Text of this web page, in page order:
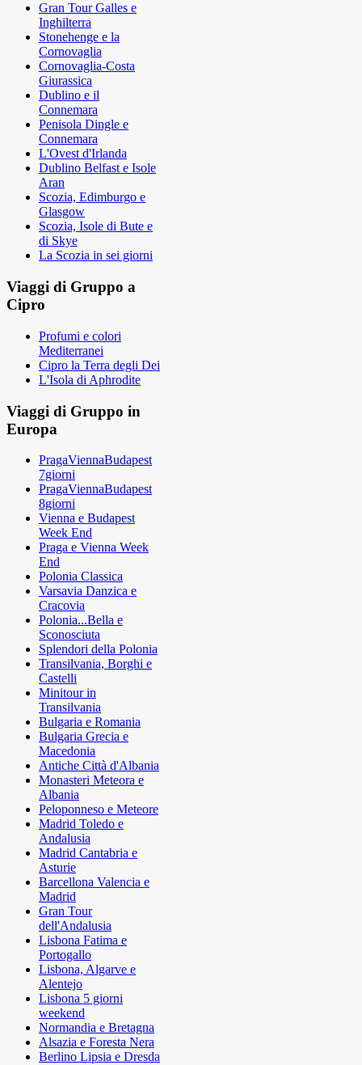
Gran Tour Galles e
Inghilterra
Stonehenge e la
Cornovaglia
Cornovaglia-Costa
Giurassica
Dublino e il
Connemara
Penisola Dingle e
Connemara
L'Ovest d'Irlanda
Dublino Belfast e Isole
Aran
Scozia, Edimburgo e
Glasgow
Scozia, Isole di Bute e
di Skye
La Scozia in sei giorni
Viaggi di Gruppo a
Cipro
Profumi e colori
Mediterranei
Cipro la Terra degli Dei
L'Isola di Aphrodite
Viaggi di Gruppo in
Europa
PragaViennaBudapest
7giorni
PragaViennaBudapest
8giorni
Vienna e Budapest
Week End
Praga e Vienna Week
End
Polonia Classica
Varsavia Danzica e
Cracovia
Polonia...Bella e
Sconosciuta
Splendori della Polonia
Transilvania, Borghi e
Castelli
Minitour in
Transilvania
Bulgaria e Romania
Bulgaria Grecia e
Macedonia
Antiche Città d'Albania
Monasteri Meteora e
Albania
Peloponneso e Meteore
Madrid Toledo e
Andalusia
Madrid Cantabria e
Asturie
Barcellona Valencia e
Madrid
Gran Tour
dell'Andalusia
Lisbona Fatima e
Portogallo
Lisbona, Algarve e
Alentejo
Lisbona 5 giorni
weekend
Normandia e Bretagna
Alsazia e Foresta Nera
Berlino Lipsia e Dresda